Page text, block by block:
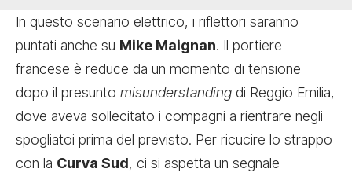
In questo scenario elettrico, i riflettori saranno
puntati anche su Mike Maignan. Il portiere
francese è reduce da un momento di tensione
dopo il presunto misunderstanding di Reggio Emilia,
dove aveva sollecitato i compagni a rientrare negli
spogliatoi prima del previsto. Per ricucire lo strappo
con la Curva Sud, ci si aspetta un segnale